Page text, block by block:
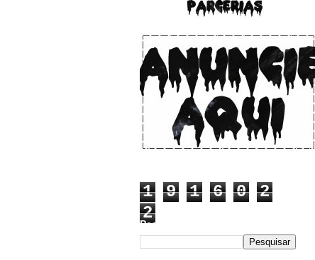
u3wSj4vLaL0MiWcMlkIIq9N34UaFq6Q
2PRlYxiF4jDxtfiTugVHzJnj1Ba6pxQ
__FSINM8VGJk_Qmcvbc6_ws4rbqoBF5
QX4QiDxgIn65NudFdVd2BUwJbJw/w25
0-h167-no/banner.jpg" /></a>
</center>
1 9 1 6 0
2
2
Pesquisar este blog